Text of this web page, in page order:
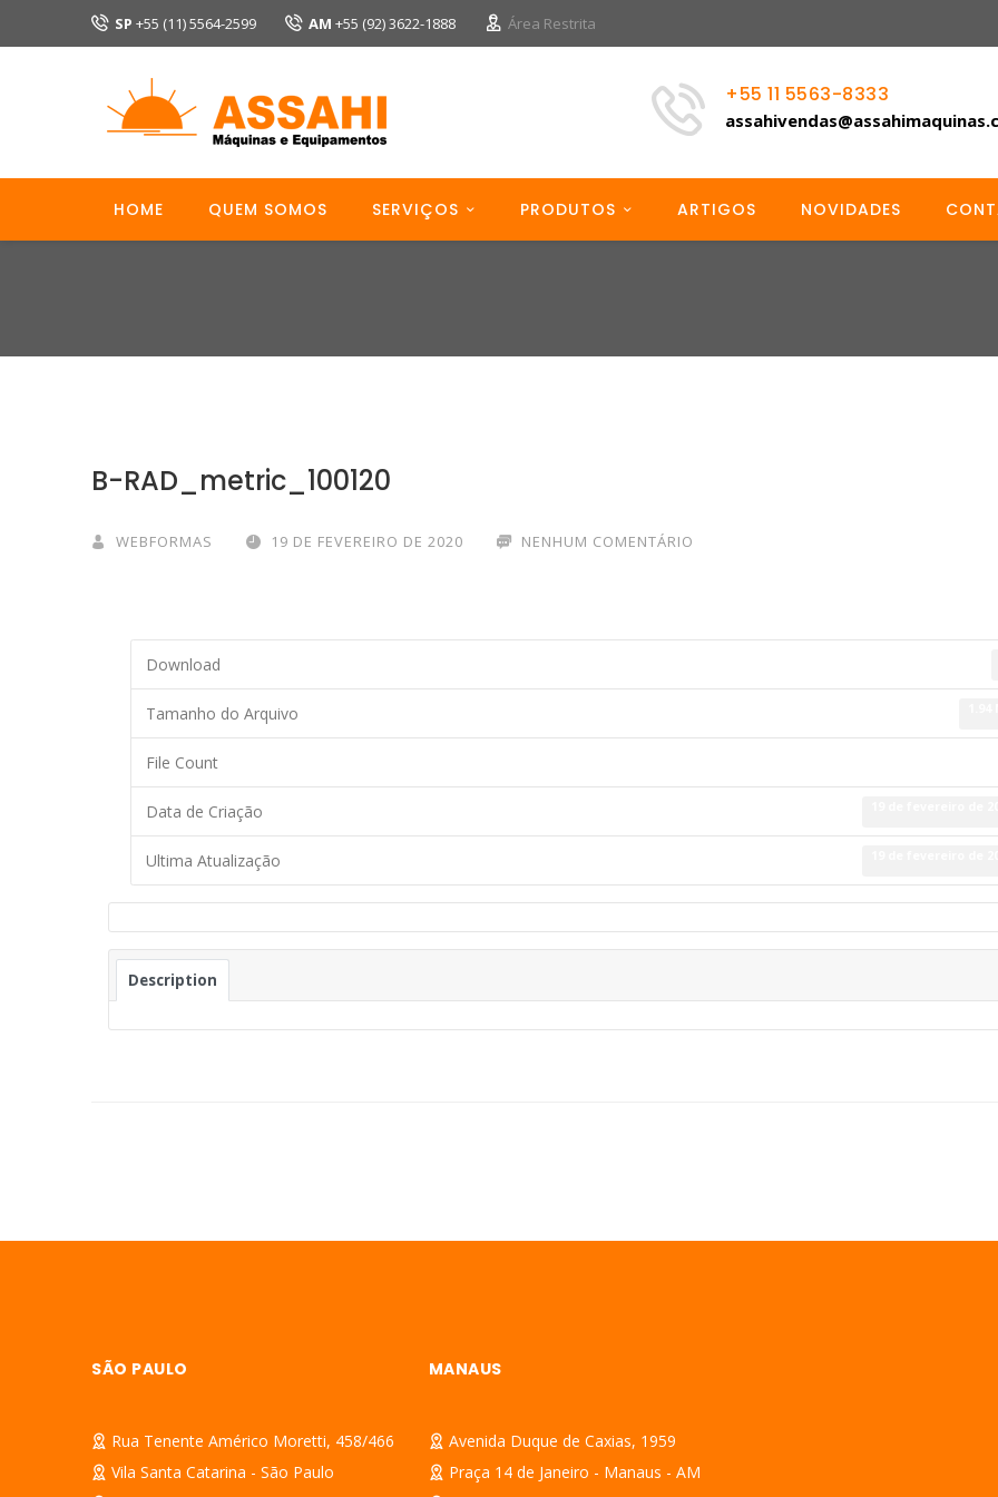
SP +55 (11) 5564-2599 AM +55 (92) 3622-1888 Área Restrita
+55 11 5563-8333
HOME QUEM SOMOS SERVIÇOS PRODUTOS ARTIGOS NOVIDADES
B-RAD_metric_100120
WEBFORMAS 19 DE FEVEREIRO DE 2020 NENHUM COMENTÁRIO
Download
Tamanho do Arquivo
File Count
Data de Criação
Ultima Atualização
Description
SÃO PAULO
Rua Tenente Américo Moretti, 458/466
Vila Santa Catarina - São Paulo
MANAUS
Avenida Duque de Caxias, 1959
Praça 14 de Janeiro - Manaus - AM